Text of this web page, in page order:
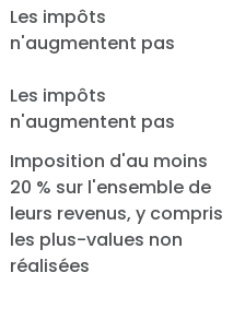
Les impôts
n'augmentent pas
Les impôts
n'augmentent pas
Imposition d'au moins
20 % sur l'ensemble de
leurs revenus, y compris
les plus-values non
réalisées